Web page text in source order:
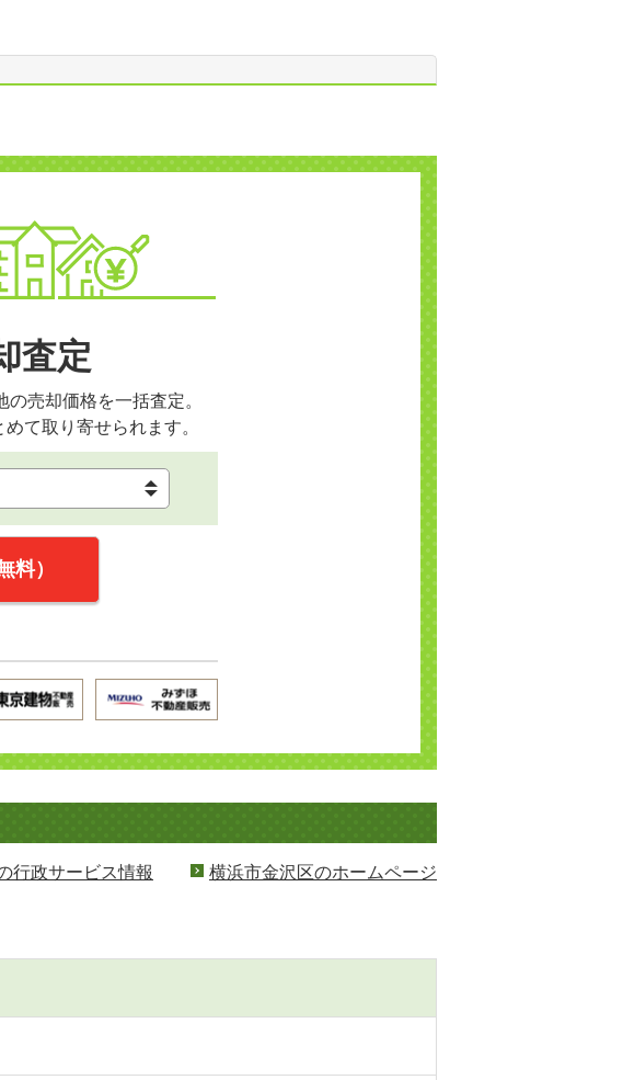
査定
売却価格を一括査定。
て取り寄せられます。
料）
行政サービス情報 横浜市金沢区のホームページ